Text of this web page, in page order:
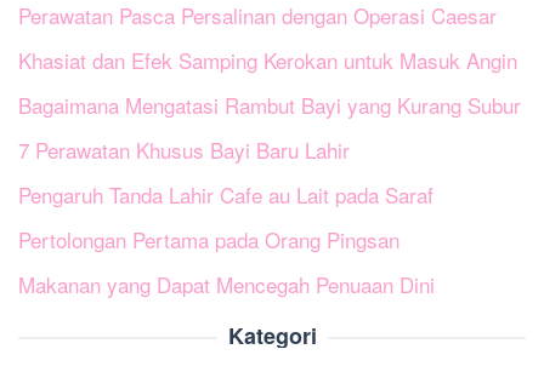
Perawatan Pasca Persalinan dengan Operasi Caesar
Khasiat dan Efek Samping Kerokan untuk Masuk Angin
Bagaimana Mengatasi Rambut Bayi yang Kurang Subur
7 Perawatan Khusus Bayi Baru Lahir
Pengaruh Tanda Lahir Cafe au Lait pada Saraf
Pertolongan Pertama pada Orang Pingsan
Makanan yang Dapat Mencegah Penuaan Dini
Kategori